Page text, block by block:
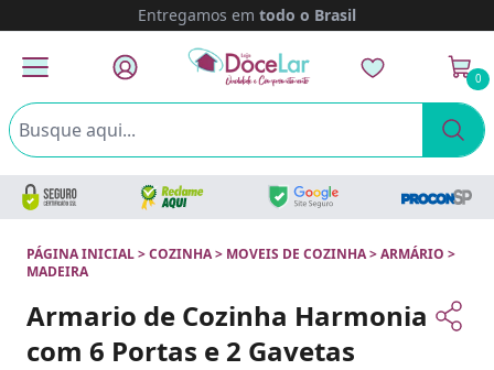
Entregamos em todo o Brasil
0
PÁGINA INICIAL>COZINHA> MOVEIS DE COZINHA>ARMÁRIO >
MADEIRA
Armario de Cozinha Harmonia
com 6 Portas e 2 Gavetas